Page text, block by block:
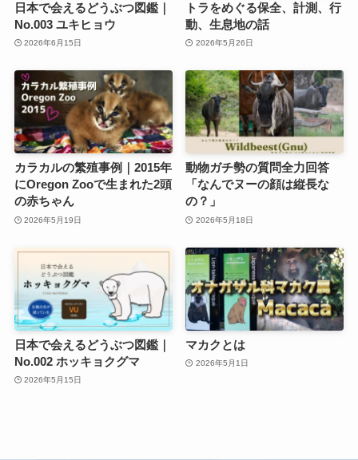
日本で会えるどうぶつ図鑑｜
No.003 ユキヒョウ
2026年6月15日
トラをめぐる保全、計測、行
動、生息地の話
2026年5月26日
カラカルの繁殖事例｜2015年
にOregon Zooで生まれた2頭
の赤ちゃん
2026年5月19日
動物ガチ勢の質問全力回答
「なんでヌーの顔は縦長な
の？」
2026年5月18日
日本で会えるどうぶつ図鑑｜
No.002 ホッキョクグマ
2026年5月15日
マカクとは
2026年5月1日